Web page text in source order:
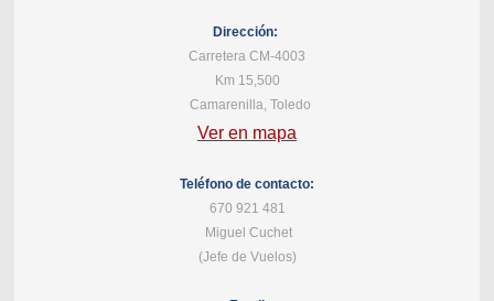
Dirección:
Carretera CM-4003
Km 15,500
Camarenilla, Toledo
Ver en mapa
Teléfono de contacto:
670 921 481
Miguel Cuchet
(Jefe de Vuelos)